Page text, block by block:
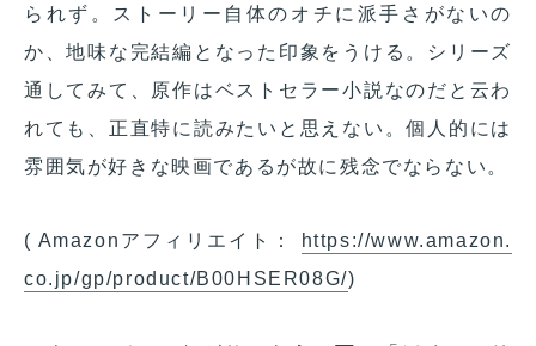
られず。ストーリー自体のオチに派手さがないの
か、地味な完結編となった印象をうける。シリーズ
通してみて、原作はベストセラー小説なのだと云わ
れても、正直特に読みたいと思えない。個人的には
雰囲気が好きな映画であるが故に残念でならない。
( Amazonアフィリエイト：
https://www.amazon.
co.jp/gp/product/B00HSER08G/)